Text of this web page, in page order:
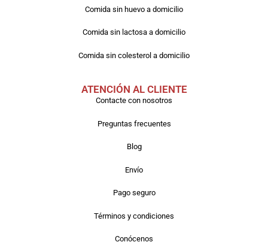
Comida sin huevo a domicilio
Comida sin lactosa a domicilio
Comida sin colesterol a domicilio
ATENCIÓN AL CLIENTE
Contacte con nosotros
Preguntas frecuentes
Blog
Envío
Pago seguro
Términos y condiciones
Conócenos